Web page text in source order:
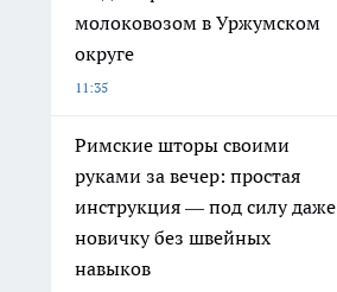
молоковозом в Уржумском
округе
11:35
Римские шторы своими
руками за вечер: простая
инструкция — под силу даже
новичку без швейных
навыков